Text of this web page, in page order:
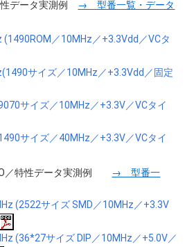
性データ実測例 → 型番一覧・データ
(1490ROM／10MHz／+3.3Vdd／VCタ
サイズ／10MHz／+3.3Vdd／固定
サイズ／10MHz／+3.3V／VCタイ
サイズ／40MHz／+3.3V／VCタイ
／特性データ実測例 → 型番一
(2522サイズ SMD／10MHz／+3.3V
(36*27サイズ DIP／10MHz／+5.0V／